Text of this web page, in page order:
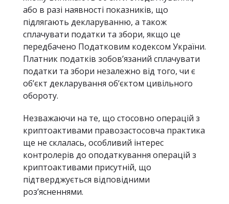
або в разі наявності показників, що
підлягають декларуванню, а також
сплачувати податки та збори, якщо це
передбачено Податковим кодексом України.
Платник податків зобов’язаний сплачувати
податки та збори незалежно від того, чи є
об’єкт декларування об’єктом цивільного
обороту.
Незважаючи на те, що стосовно операцій з
криптоактивами правозастосовча практика
ще не склалась, особливий інтерес
контролерів до оподаткування операцій з
криптоактивами присутній, що
підтверджується відповідними
роз’ясненнями.